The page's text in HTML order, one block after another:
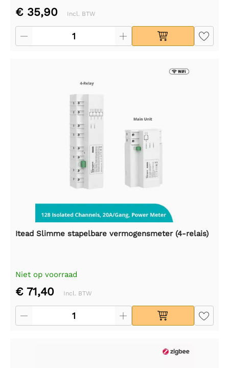
€ 35,90 Incl. BTW
Itead Slimme stapelbare vermogensmeter (4-relais)
Niet op voorraad
€ 71,40 Incl. BTW